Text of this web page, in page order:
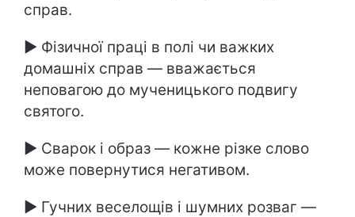
справ.
► Фізичної праці в полі чи важких
домашніх справ — вважається
неповагою до мученицького подвигу
святого.
► Сварок і образ — кожне різке слово
може повернутися негативом.
► Гучних веселощів і шумних розваг —